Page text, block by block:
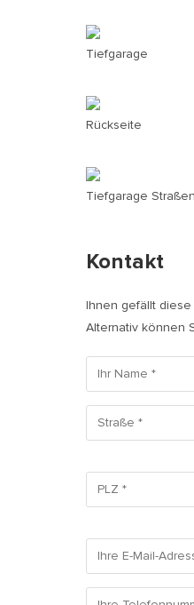
Tiefgarage
Rückseite
Tiefgarage
Kontakt
Ihnen gefällt
Alternativ können